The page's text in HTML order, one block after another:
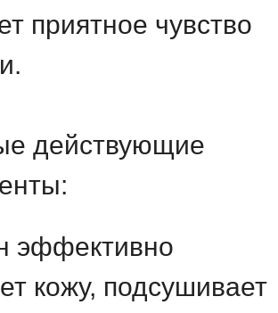
приятное чувство
действующие
эффективно
кожу, подсушивает